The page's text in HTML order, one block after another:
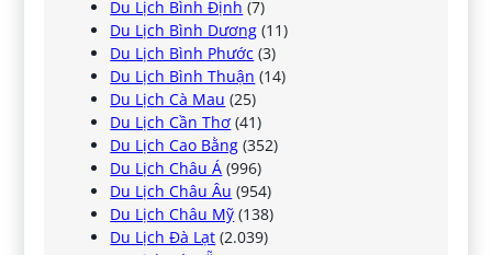
Du Lịch Bình Định (7)
Du Lịch Bình Dương (11)
Du Lịch Bình Phước (3)
Du Lịch Bình Thuận (14)
Du Lịch Cà Mau (25)
Du Lịch Cần Thơ (41)
Du Lịch Cao Bằng (352)
Du Lịch Châu Á (996)
Du Lịch Châu Âu (954)
Du Lịch Châu Mỹ (138)
Du Lịch Đà Lạt (2.039)